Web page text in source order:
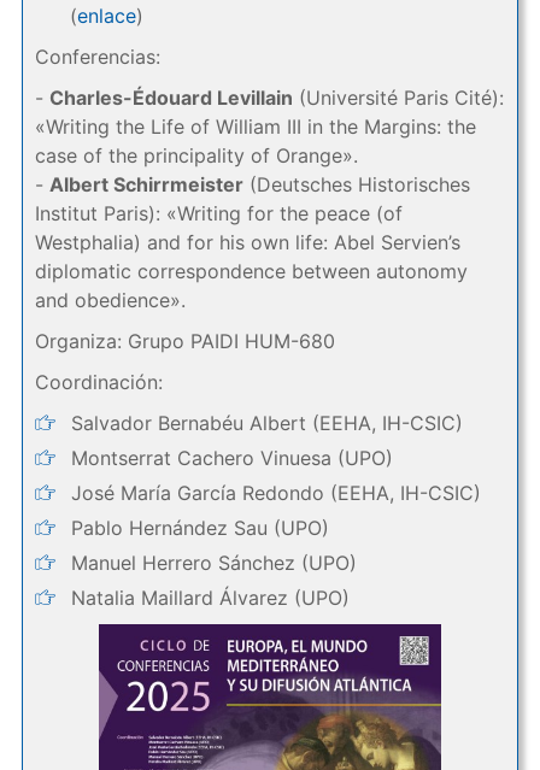
(enlace)
Conferencias:
- Charles-Édouard Levillain (Université Paris Cité):
«Writing the Life of William III in the Margins: the
case of the principality of Orange».
- Albert Schirrmeister(Deutsches Historisches
Institut Paris): «Writing for the peace (of
Westphalia) and for his own life: Abel Servien’s
diplomatic correspondence between autonomy
and obedience».
Organiza: Grupo PAIDI HUM-680
Coordinación:
Salvador Bernabéu Albert (EEHA, IH-CSIC)
Montserrat Cachero Vinuesa (UPO)
José María García Redondo (EEHA, IH-CSIC)
Pablo Hernández Sau (UPO)
Manuel Herrero Sánchez (UPO)
Natalia Maillard Álvarez (UPO)